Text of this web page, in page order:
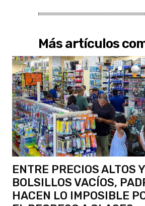
Más artículos
ENTRE PRECIOS ALTOS Y
BOLSILLOS VACÍOS,
HACEN LO IMPOSIBLE